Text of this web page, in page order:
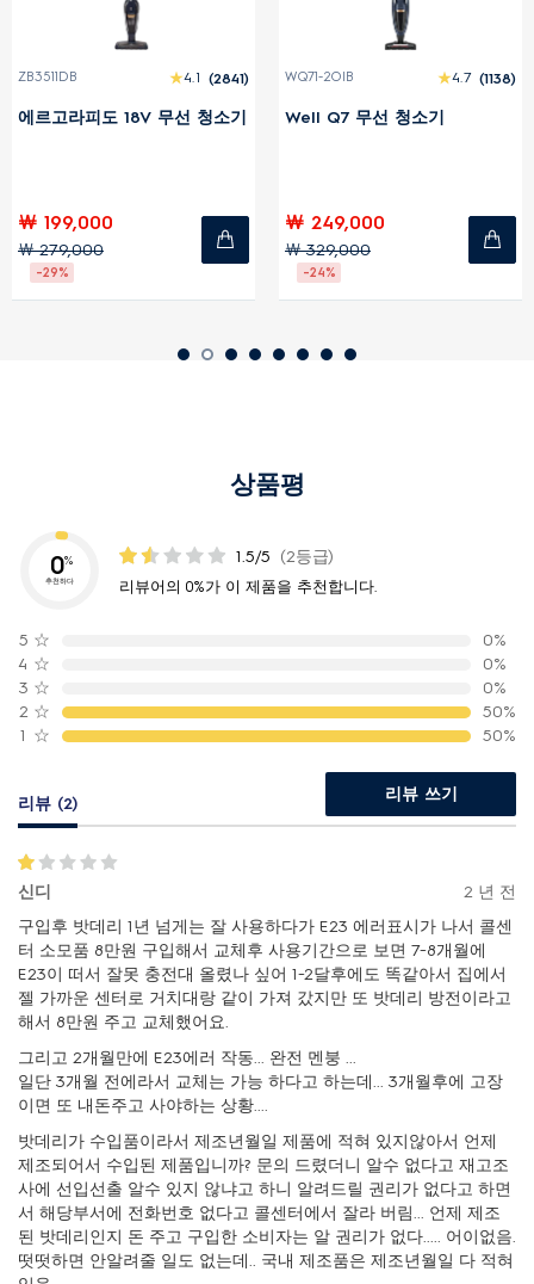
ZB3511DB 4.1 (2841)
에르고라피도 18V 무선 청소기
￦ 199,000
￦ 279,000
-29%
WQ71-2OIB 4.7 (1138)
Well Q7 무선 청소기
￦ 249,000
￦ 329,000
-24%
상품평
0%
추천하다
1.5/5 (2등급)
리뷰어의 0%가 이 제품을 추천합니다.
5 ☆
0%
4 ☆
0%
3 ☆
0%
2 ☆
50%
1 ☆ 50%
리뷰 (2) 리뷰 쓰기
신디
2 년 전
구입후 밧데리 1년 넘게는 잘 사용하다가 E23 에러표시가 나서 콜센
터 소모품 8만원 구입해서 교체후 사용기간으로 보면 7~8개월에
E23이 떠서 잘못 충전대 올렸나 싶어 1~2달후에도 똑같아서 집에서
젤 가까운 센터로 거치대랑 같이 가져 갔지만 또 밧데리 방전이라고
해서 8만원 주고 교체했어요.
그리고 2개월만에 E23에러 작동... 완전 멘붕 ...
일단 3개월 전에라서 교체는 가능 하다고 하는데... 3개월후에 고장
이면 또 내돈주고 사야하는 상황....
밧데리가 수입품이라서 제조년월일 제품에 적혀 있지않아서 언제
제조되어서 수입된 제품입니까? 문의 드렸더니 알수 없다고 재고조
사에 선입선출 알수 있지 않냐고 하니 알려드릴 권리가 없다고 하면
서 해당부서에 전화번호 없다고 콜센터에서 잘라 버림... 언제 제조
된 밧데리인지 돈 주고 구입한 소비자는 알 권리가 없다..... 어이없음.
떳떳하면 안알려줄 일도 없는데.. 국내 제조품은 제조년월일 다 적혀